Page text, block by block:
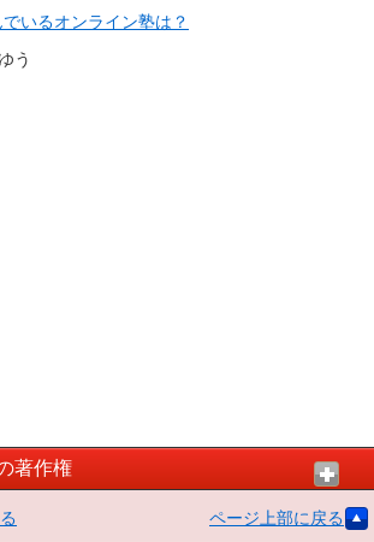
いるオンライン塾は？
う
著作権
ページ上部に戻る